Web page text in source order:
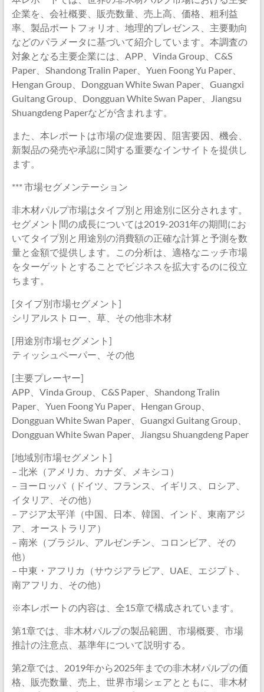
企業を、会社概要、販売数量、売上高、価格、粗利益
率、製品ポートフォリオ、地理的プレゼンス、主要動向
などのパラメータに基づいて紹介しています。本調査の
対象となる主要企業には、APP、Vinda Group、C&S
Paper、Shandong Tralin Paper、Yuen Foong Yu Paper、
Hengan Group、Dongguan White Swan Paper、Guangxi
Guitang Group、Dongguan White Swan Paper、Jiangsu
Shuangdeng Paperなどが含まれます。
また、本レポートは市場の促進要因、阻害要因、機会、
新製品の発売や承認に関する重要なインサイトを提供し
ます。
*** 市場セグメンテーション
非木材パルプ市場はタイプ別と用途別に区分されます。
セグメント間の成長については2019-2031年の期間にお
いてタイプ別と用途別の消費額の正確な計算と予測を数
量と金額で提供します。この分析は、適格なニッチ市場
をターゲットとすることでビジネスを拡大するのに役立
ちます。
[タイプ別市場セグメント]
シリアルストロー、草、その他非木材
[用途別市場セグメント]
ティッシュペーパー、その他
[主要プレーヤー]
APP、Vinda Group、C&S Paper、Shandong Tralin
Paper、Yuen Foong Yu Paper、Hengan Group、
Dongguan White Swan Paper、Guangxi Guitang Group、
Dongguan White Swan Paper、Jiangsu Shuangdeng Paper
[地域別市場セグメント]
– 北米（アメリカ、カナダ、メキシコ）
– ヨーロッパ（ドイツ、フランス、イギリス、ロシア、
イタリア、その他）
– アジア太平洋（中国、日本、韓国、インド、東南アジ
ア、オーストラリア）
– 南米（ブラジル、アルゼンチン、コロンビア、その
他）
– 中東・アフリカ（サウジアラビア、UAE、エジプト、
南アフリカ、その他）
※本レポートの内容は、全15章で構成されています。
第1章では、非木材パルプの製品範囲、市場概要、市場
推計の注意点、基準年について説明する。
第2章では、2019年から2025年までの非木材パルプの価
格、販売数量、売上、世界市場シェアとともに、非木材